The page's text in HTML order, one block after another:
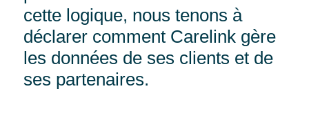
cette logique, nous tenons à
déclarer comment Carelink gère
les données de ses clients et de
ses partenaires.